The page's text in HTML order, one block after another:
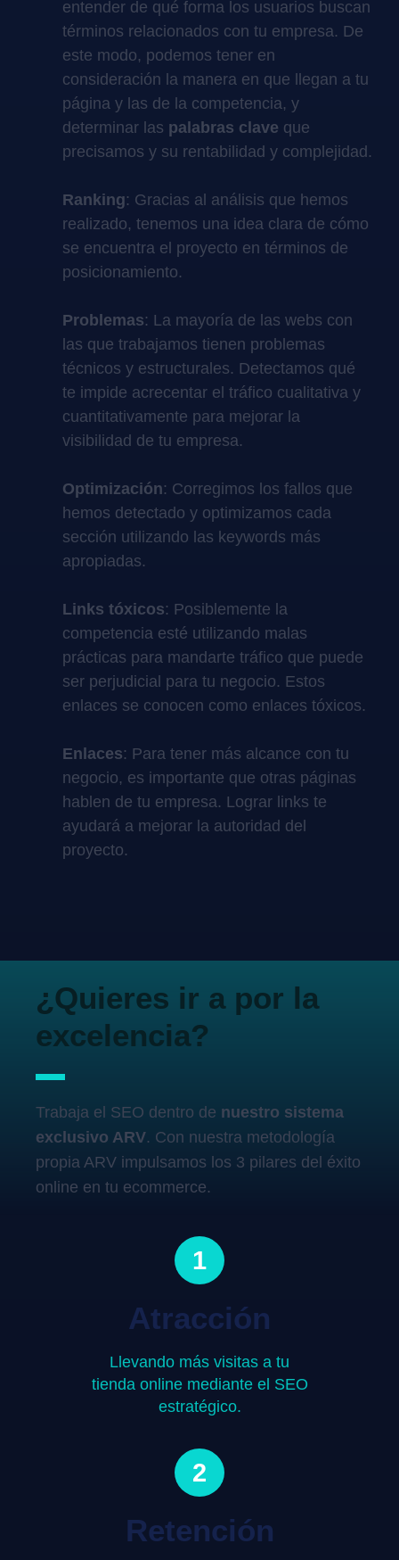
entender de qué forma los usuarios buscan
términos relacionados con tu empresa. De
este modo, podemos tener en
consideración la manera en que llegan a tu
página y las de la competencia, y
determinar las palabras clave que
precisamos y su rentabilidad y complejidad.
Ranking: Gracias al análisis que hemos
realizado, tenemos una idea clara de cómo
se encuentra el proyecto en términos de
posicionamiento.
Problemas: La mayoría de las webs con
las que trabajamos tienen problemas
técnicos y estructurales. Detectamos qué
te impide acrecentar el tráfico cualitativa y
cuantitativamente para mejorar la
visibilidad de tu empresa.
Optimización: Corregimos los fallos que
hemos detectado y optimizamos cada
sección utilizando las keywords más
apropiadas.
Links tóxicos: Posiblemente la
competencia esté utilizando malas
prácticas para mandarte tráfico que puede
ser perjudicial para tu negocio. Estos
enlaces se conocen como enlaces tóxicos.
Enlaces: Para tener más alcance con tu
negocio, es importante que otras páginas
hablen de tu empresa. Lograr links te
ayudará a mejorar la autoridad del
proyecto.
¿Quieres ir a por la
excelencia?
Trabaja el SEO dentro de nuestro sistema
exclusivo ARV. Con nuestra metodología
propia ARV impulsamos los 3 pilares del éxito
online en tu ecommerce.
1
Atracción
Llevando más visitas a tu
tienda online mediante el SEO
estratégico.
2
Retención